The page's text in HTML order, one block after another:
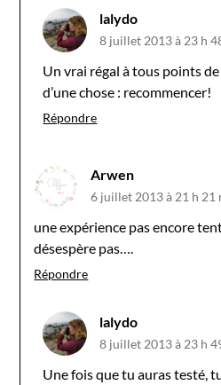
lalydo
8 juillet 2013 à 23 h
Un vrai régal à tous points
d’une chose : recommencer!
Répondre
Arwen
6 juillet 2013 à 21 h 21
une expérience pas encore
désespère pas….
Répondre
lalydo
8 juillet 2013 à 23 h
Une fois que tu auras testé,